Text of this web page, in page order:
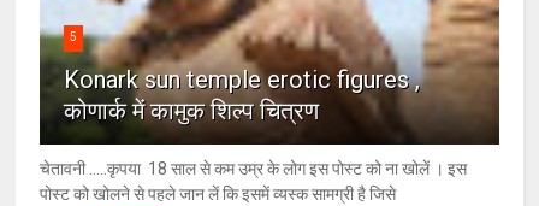
5
Konark sun temple erotic figures ,
कोणार्क में कामुक शिल्प चित्रण
चेतावनी .....कृपया 18 साल से कम उम्र के लोग इस पोस्ट को ना खोलें । इस
पोस्ट को खोलने से पहले जान लें कि इसमें व्यस्क सामग्री है जिसे